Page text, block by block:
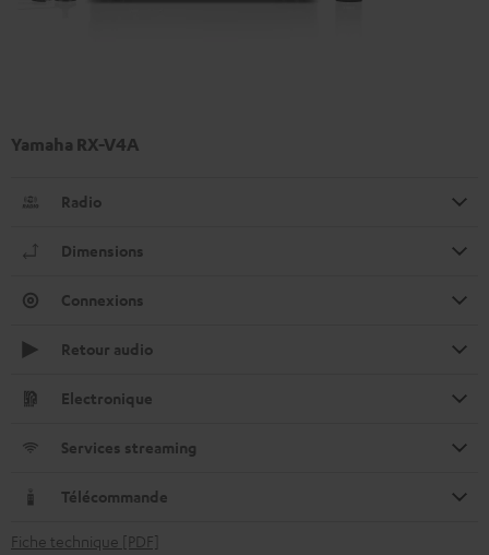
Yamaha RX-V4A
Radio
Dimensions
Connexions
Retour audio
Electronique
Services streaming
Télécommande
Fiche technique [PDF]